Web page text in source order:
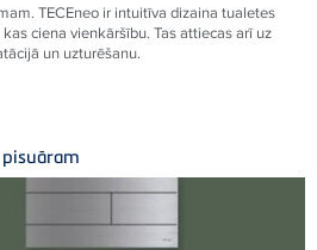
TECEneo ir intuitīva dizaina tualetes
ciena vienkāršību. Tas attiecas arī uz
un uzturēšanu.